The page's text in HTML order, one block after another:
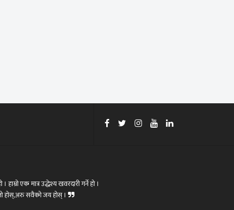
हाम्रो एक मात्र उद्धेश्य खवरदारी गर्ने हो ।
होस्,अरु सवैको जय होस् ।